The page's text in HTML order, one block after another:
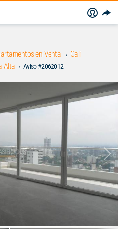
en Venta
Cali
Alta
Aviso #2062012